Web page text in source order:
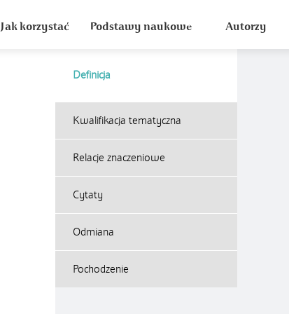
Jak korzystać Podstawy naukowe Autorzy
Definicja
Kwalifikacja tematyczna
Relacje znaczeniowe
Cytaty
Odmiana
Pochodzenie